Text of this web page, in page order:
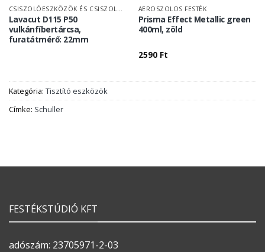
CSISZOLÓESZKÖZÖK ÉS CSISZOLÓPAPÍR
Lavacut D115 P50
vulkánfíbertárcsa,
furatátmérő: 22mm
AEROSZOLOS FESTÉK
Prisma Effect Metallic green
400ml, zöld
2590 Ft
Kategória: Tisztító eszközök
Címke: Schuller
FESTÉKSTÚDIÓ KFT
adószám: 23705971-2-03